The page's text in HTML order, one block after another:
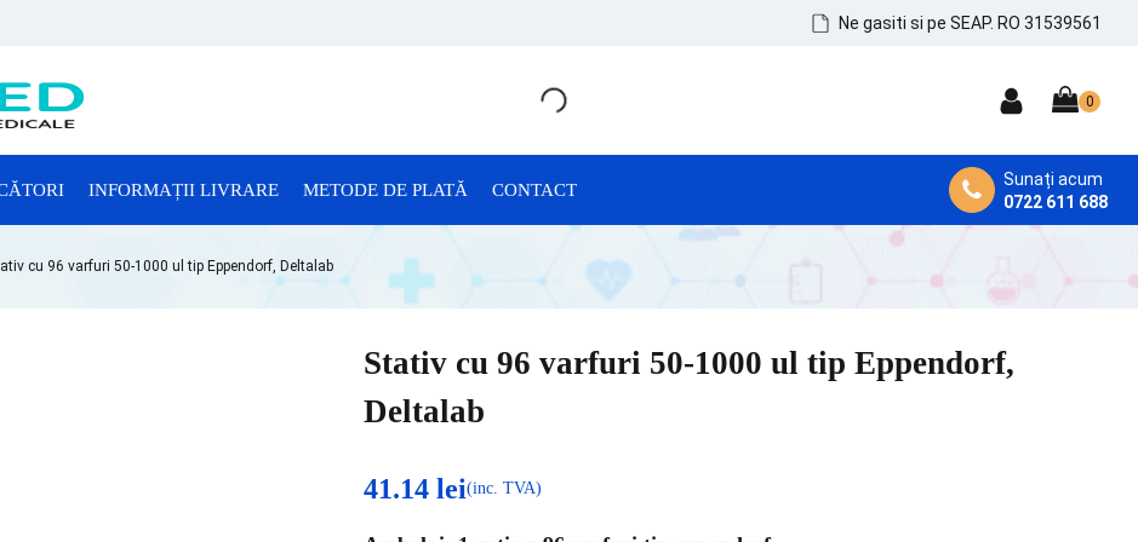
Ne gasiti si pe SEAP. RO 31539561
CONSUMABILE LABORATOR
Anatomie Patologică
DEZINFECTANȚI MEDICALI
Dezinfectanți de Mâini, Piele și Tegumente
Dezinfectanți Instrumentar
Dezinfectanți Suprafețe și MicroAeroflora
INFORMAȚII LIVRARE METODE DE PLATĂ CONTACT
Sunați acum
0722 611 688
cu 96 varfuri 50-1000 ul tip Eppendorf, Deltalab
Stativ cu 96 varfuri 50-1000 ul tip Eppendorf,
Deltalab
41.14 lei(inc. TVA)